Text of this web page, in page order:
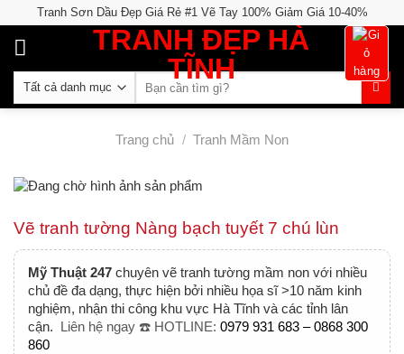
to
content
Tranh Sơn Dầu Đẹp Giá Rẻ #1 Vẽ Tay 100% Giảm Giá 10-40%
TRANH ĐẸP HÀ
TĨNH
kiếm:
Trang chủ / Tranh Mầm Non
Vẽ tranh tường Nàng bạch tuyết 7 chú lùn
Mỹ Thuật 247 chuyên vẽ tranh tường mầm non với nhiều
chủ đề đa dạng, thực hiện bởi nhiều họa sĩ >10 năm kinh
nghiệm, nhận thi công khu vực Hà Tĩnh và các tỉnh lân
cận. Liên hệ ngay ☎️ HOTLINE: 0979 931 683 – 0868 300
860